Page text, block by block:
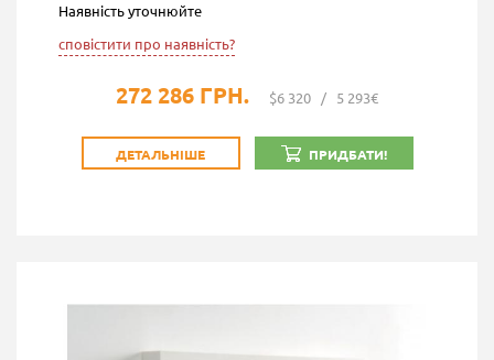
Наявність уточнюйте
сповістити про наявність?
272 286 ГРН. $6 320 / 5 293€
ДЕТАЛЬНІШЕ ПРИДБАТИ!